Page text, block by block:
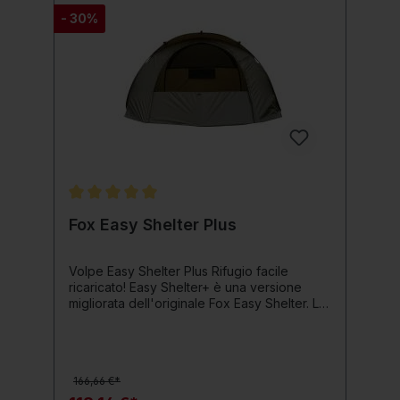
- 30%
Fox Easy Shelter Plus
Volpe Easy Shelter Plus Rifugio facile
ricaricato! Easy Shelter+ è una versione
migliorata dell'originale Fox Easy Shelter. Le
vantaggio assoluto in quanto non è richiesto
166,66 €*